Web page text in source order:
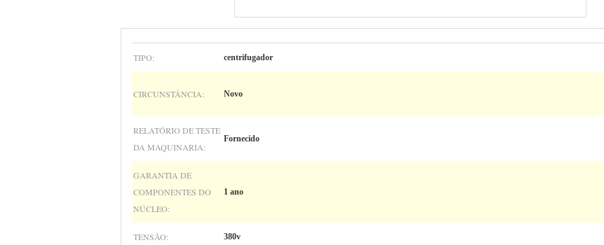
TIPO: centrifugador
CIRCUNSTÂNCIA: Novo
RELATÓRIO DE TESTE
DA MAQUINARIA:
Fornecido
GARANTIA DE
COMPONENTES DO
NÚCLEO:
1 ano
TENSÃO: 380v